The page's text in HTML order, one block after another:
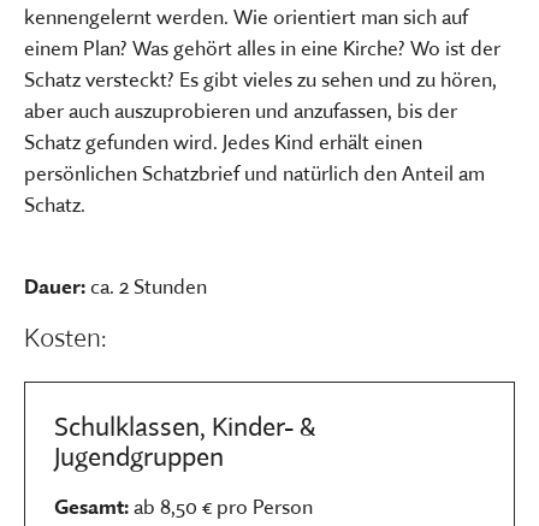
kennengelernt werden. Wie orientiert man sich auf
einem Plan? Was gehört alles in eine Kirche? Wo ist der
Schatz versteckt? Es gibt vieles zu sehen und zu hören,
aber auch auszuprobieren und anzufassen, bis der
Schatz gefunden wird. Jedes Kind erhält einen
persönlichen Schatzbrief und natürlich den Anteil am
Schatz.
Dauer:ca. 2 Stunden
Kosten:
Schulklassen, Kinder- &
Jugendgruppen
Gesamt:ab 8,50 € pro Person